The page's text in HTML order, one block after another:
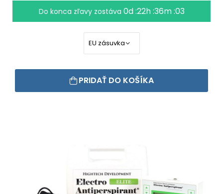
Do konca zľavy zostáva 0d :22h :36m :02
PRIDAŤ DO KOŠÍKA